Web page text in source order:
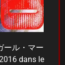
ール・マー
dans le